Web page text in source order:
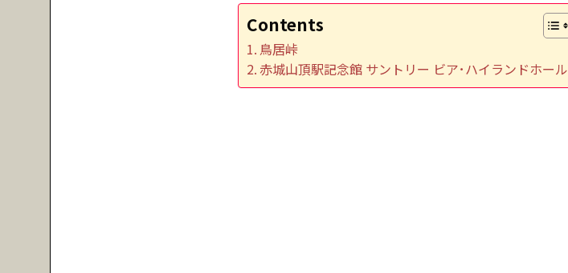
Contents
鳥居峠
赤城山頂駅記念館 サントリー ビア･ハイランドホール